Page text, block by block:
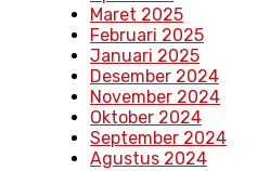
Maret 2025
Februari 2025
Januari 2025
Desember 2024
November 2024
Oktober 2024
September 2024
Agustus 2024